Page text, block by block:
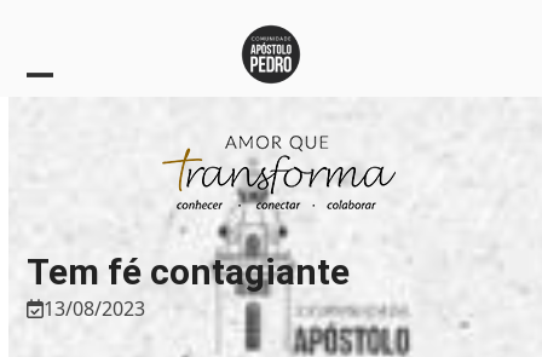
content
Tem fé contagiante
13/08/2023